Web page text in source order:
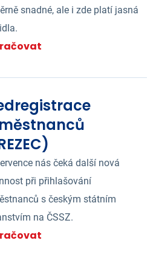
snadné, ale i zde platí jasná
nás čeká další nová
při přihlašování
s českým státním
na ČSSZ.